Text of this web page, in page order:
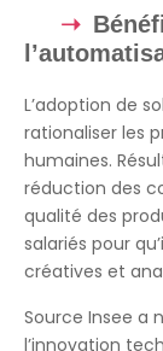
L’adoption de
rationaliser les
humaines.
réduction des
qualité des
salariés pour
créatives et
Source Insee a
l’innovation